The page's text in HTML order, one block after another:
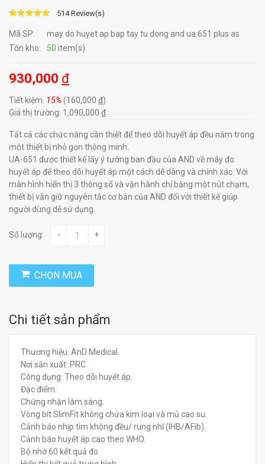
514 Review(s)
Mã SP:
may do huyet ap bap tay tu dong and ua 651 plus as
Tồn kho:
50 item(s)
930,000 đ
Tiết kiệm: 15% (160,000 đ)
Giá thị trường: 1,090,000 đ
Tất cả các chức năng cần thiết để theo dõi huyết áp đều nằm trong
một thiết bị nhỏ gọn thông minh.
UA-651 được thiết kế lấy ý tưởng ban đầu của AND về máy đo
huyết áp để theo dõi huyết áp một cách dễ dàng và chính xác. Với
màn hình hiển thị 3 thông số và vận hành chỉ bằng một nút chạm,
thiết bị vẫn giữ nguyên tắc cơ bản của AND đối với thiết kế giúp
người dùng dễ sử dụng.
Số lượng: - +
CHỌN MUA
Chi tiết sản phẩm
Thương hiệu: AnD Medical.
Nơi sản xuất: PRC.
Công dụng: Theo dõi huyết áp.
Đặc điểm:
Chứng nhận lâm sàng.
Vòng bít SlimFit không chứa kim loại và mủ cao su.
Cảnh báo nhịp tim không đều/ rung nhĩ (IHB/AFib).
Cảnh báo huyết áp cao theo WHO.
Bộ nhớ 60 kết quả đo.